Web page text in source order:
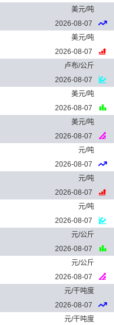
美元/吨
2026-08-07
美元/吨
2026-08-07
卢布/公斤
2026-08-07
美元/吨
2026-08-07
美元/吨
2026-08-07
元/吨
2026-08-07
元/吨
2026-08-07
元/吨
2026-08-07
元/公斤
2026-08-07
元/公斤
2026-08-07
元/干吨度
2026-08-07
元/干吨度